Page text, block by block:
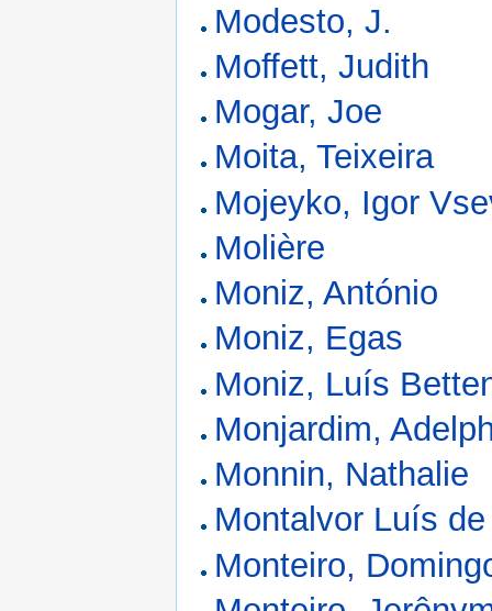
Modesto, J.
Moffett, Judith
Mogar, Joe
Moita, Teixeira
Mojeyko, Igor
Molière
Moniz, António
Moniz, Egas
Moniz, Luís
Monjardim,
Monnin, Nathalie
Montalvor Luís de
Monteiro,